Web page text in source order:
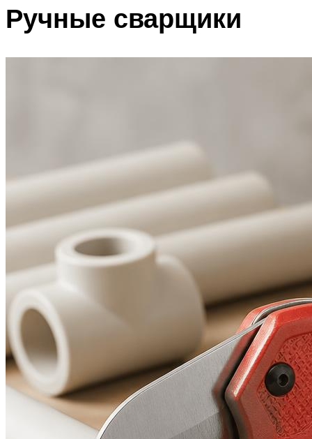
Ручные сварщики